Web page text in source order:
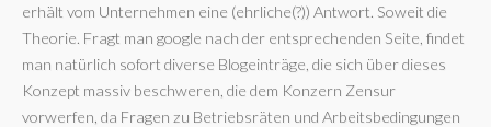
erhält vom Unternehmen eine (ehrliche(?)) Antwort. Soweit die
Theorie. Fragt man google nach der entsprechenden Seite, findet
man natürlich sofort diverse Blogeinträge, die sich über dieses
Konzept massiv beschweren, die dem Konzern Zensur
vorwerfen, da Fragen zu Betriebsräten und Arbeitsbedingungen